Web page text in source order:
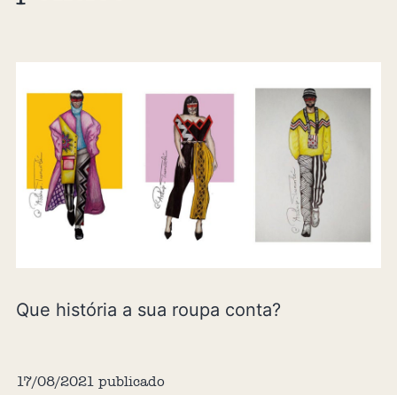
Que história a sua roupa conta?
17/08/2021 publicado